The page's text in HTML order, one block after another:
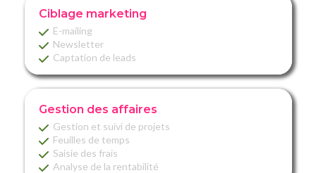
Ciblage marketing
E-mailing
Newsletter
Captation de leads
Gestion des affaires
Gestion et suivi de projets
Feuilles de temps
Saisie des frais
Analyse de la rentabilité